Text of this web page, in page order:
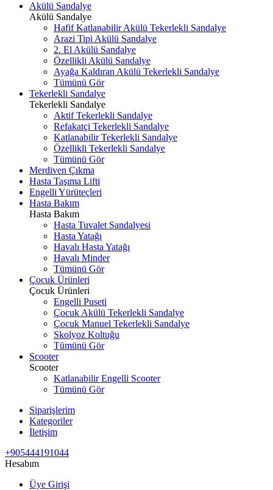
Akülü Sandalye
Akülü Sandalye
Hafif Katlanabilir Akülü Tekerlekli Sandalye
Arazi Tipi Akülü Sandalye
2. El Akülü Sandalye
Özellikli Akülü Sandalye
Ayağa Kaldıran Akülü Tekerlekli Sandalye
Tümünü Gör
Tekerlekli Sandalye
Tekerlekli Sandalye
Aktif Tekerlekli Sandalye
Refakatçi Tekerlekli Sandalye
Katlanabilir Tekerlekli Sandalye
Özellikli Tekerlekli Sandalye
Tümünü Gör
Merdiven Çıkma
Hasta Taşıma Lifti
Engelli Yürüteçleri
Hasta Bakım
Hasta Bakım
Hasta Tuvalet Sandalyesi
Hasta Yatağı
Havalı Hasta Yatağı
Havalı Minder
Tümünü Gör
Çocuk Ürünleri
Çocuk Ürünleri
Engelli Puseti
Çocuk Akülü Tekerlekli Sandalye
Çocuk Manuel Tekerlekli Sandalye
Skolyoz Koltuğu
Tümünü Gör
Scooter
Scooter
Katlanabilir Engelli Scooter
Tümünü Gör
Siparişlerim
Kategoriler
İletişim
+905444191044
Hesabım
Üye Girişi